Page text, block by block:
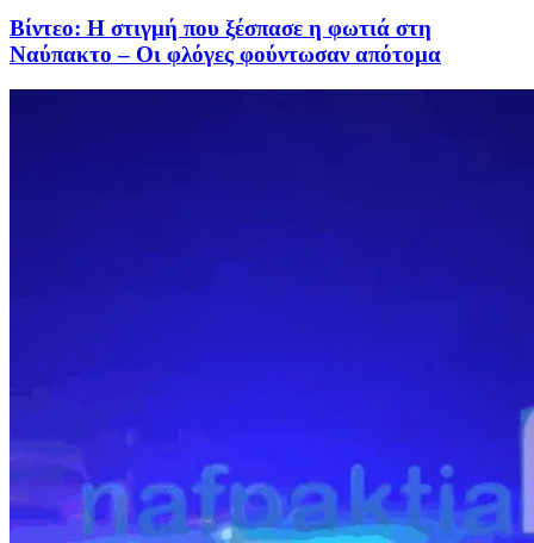
Βίντεο: Η στιγμή που ξέσπασε η φωτιά στη
Ναύπακτο – Οι φλόγες φούντωσαν απότομα